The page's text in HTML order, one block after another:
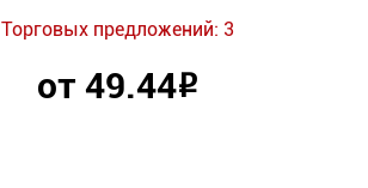
Торговых предложений: 3
от 49.44Р